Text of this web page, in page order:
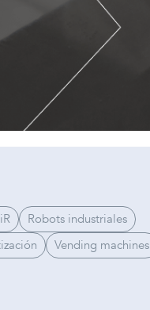
Robots industriales
Vending machines